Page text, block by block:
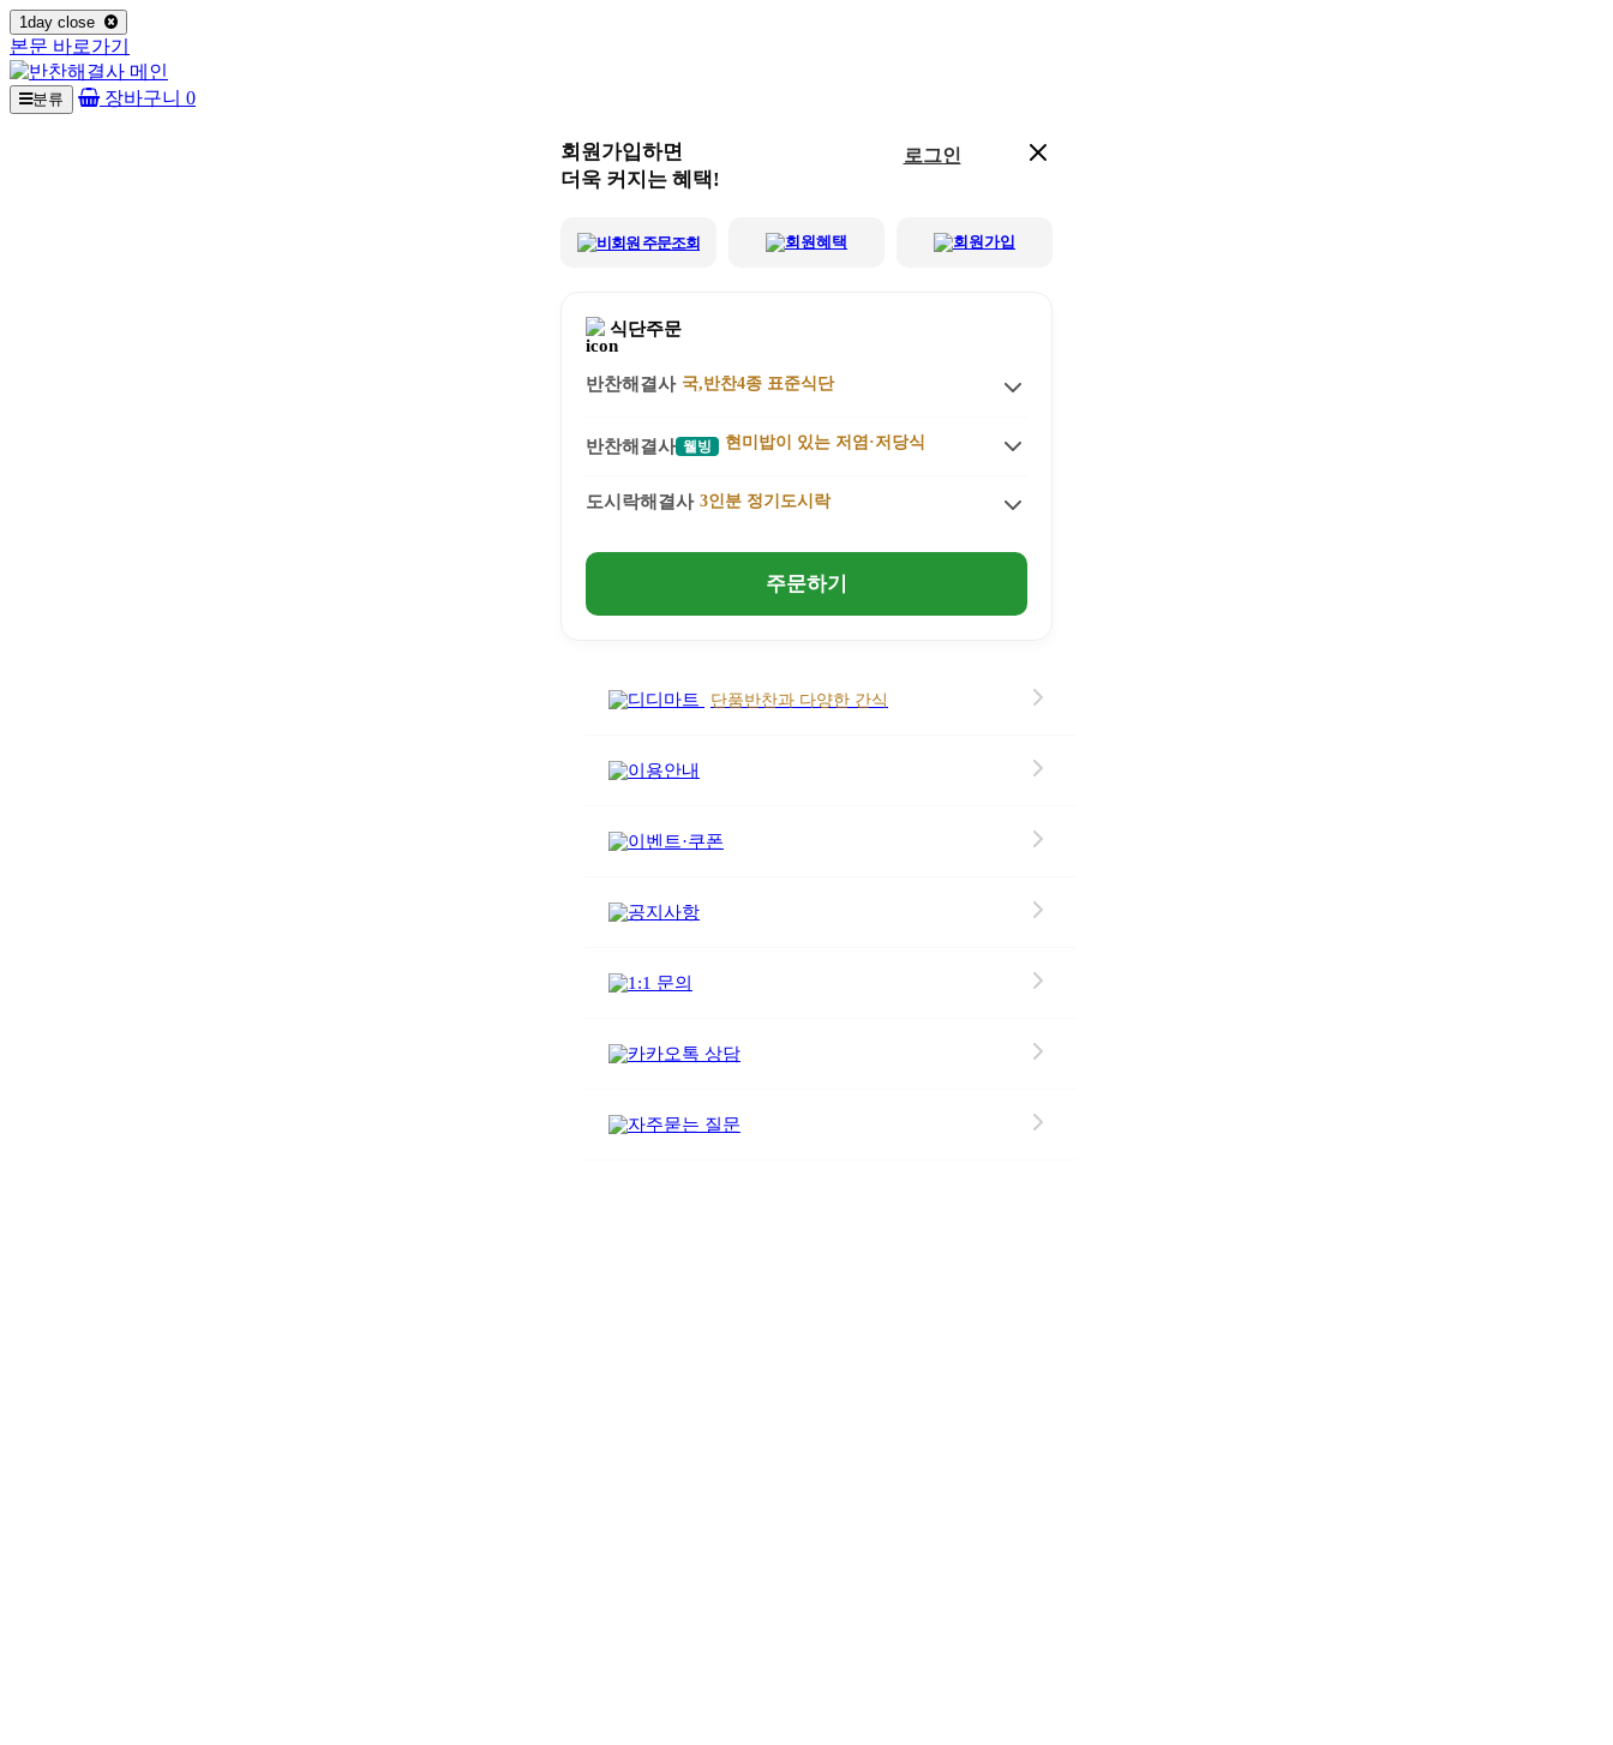
1day close
본문 바로가기
분류 장바구니 0
회원가입하면
더욱 커지는 혜택!
로그인
비회원 주문조회 회원혜택 회원가입
식단주문
반찬해결사 국,반찬4종 표준식단
상품소개
반찬해결사 웰빙 현미밥이 있는 저염·저당식
상품소개
도시락해결사 3인분 정기도시락
상품소개
주문하기
디디마트 단품반찬과 다양한 간식
이용안내
이벤트·쿠폰
공지사항
1:1 문의
카카오톡 상담
자주묻는 질문